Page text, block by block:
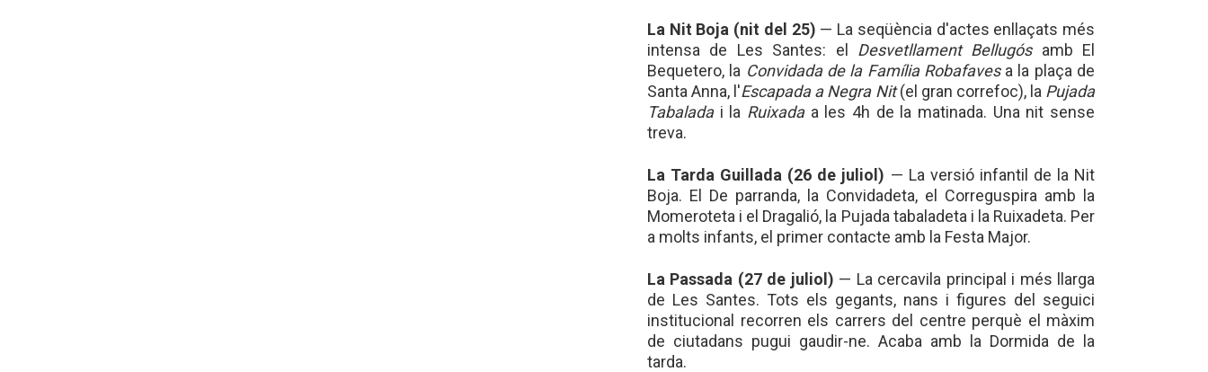
La Nit Boja (nit del 25) — La seqüència d'actes enllaçats més
intensa de Les Santes: el Desvetllament Bellugósamb El
Bequetero, la Convidada de la Família Robafavesa la plaça de
Santa Anna, l'Escapada a Negra Nit(el gran correfoc), la Pujada
Tabaladai la Ruixadaa les 4h de la matinada. Una nit sense
treva.
La Tarda Guillada (26 de juliol) — La versió infantil de la Nit
Boja. El De parranda, la Convidadeta, el Correguspira amb la
Momeroteta i el Dragalió, la Pujada tabaladeta i la Ruixadeta. Per
a molts infants, el primer contacte amb la Festa Major.
La Passada (27 de juliol) — La cercavila principal i més llarga
de Les Santes. Tots els gegants, nans i figures del seguici
institucional recorren els carrers del centre perquè el màxim
de ciutadans pugui gaudir-ne. Acaba amb la Dormida de la
tarda.